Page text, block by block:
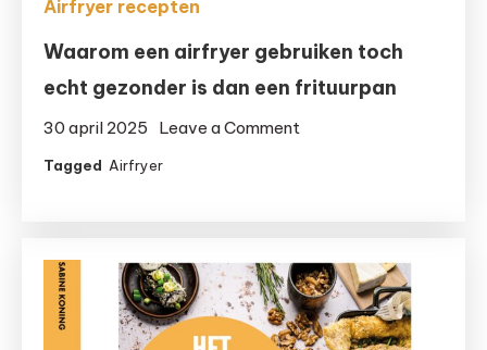
Airfryer recepten
Waarom een airfryer gebruiken toch
echt gezonder is dan een frituurpan
30 april 2025 Leave a Comment
toch
echt
gezonder
Tagged Airfryer